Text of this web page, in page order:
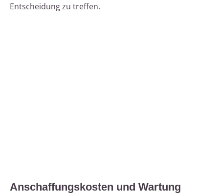
Entscheidung zu treffen.
Anschaffungskosten und Wartung